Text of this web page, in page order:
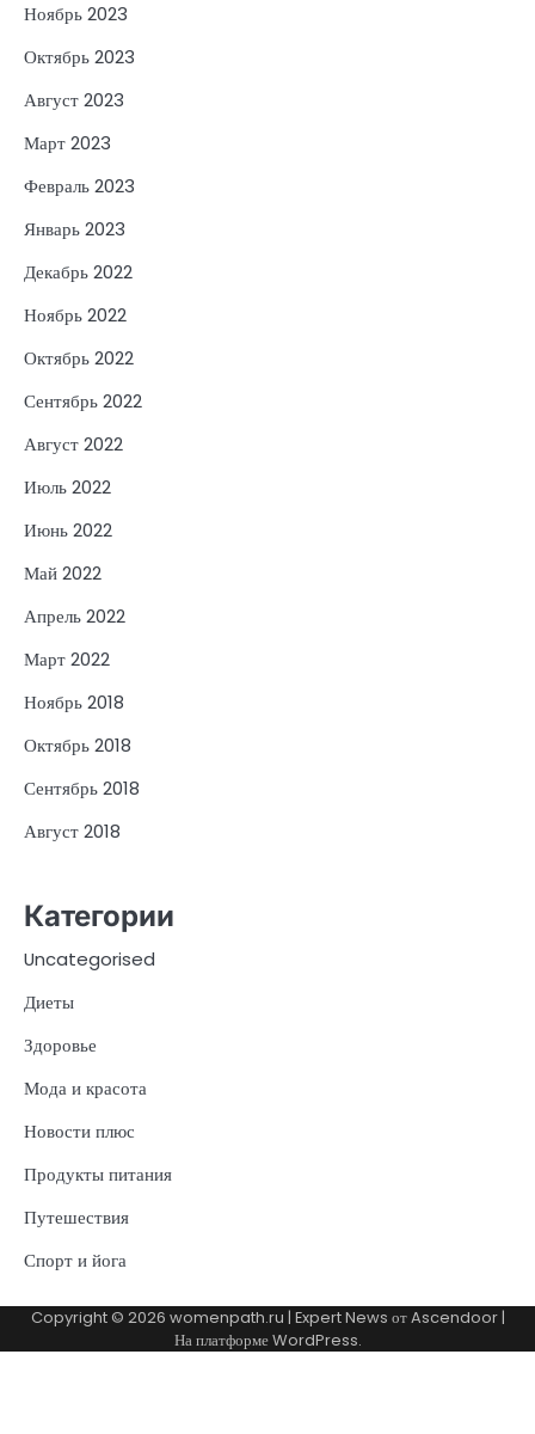
Ноябрь 2023
Октябрь 2023
Август 2023
Март 2023
Февраль 2023
Январь 2023
Декабрь 2022
Ноябрь 2022
Октябрь 2022
Сентябрь 2022
Август 2022
Июль 2022
Июнь 2022
Май 2022
Апрель 2022
Март 2022
Ноябрь 2018
Октябрь 2018
Сентябрь 2018
Август 2018
Категории
Uncategorised
Диеты
Здоровье
Мода и красота
Новости плюс
Продукты питания
Путешествия
Спорт и йога
Copyright © 2026 womenpath.ru | Expert News отAscendoor|
На платформеWordPress.